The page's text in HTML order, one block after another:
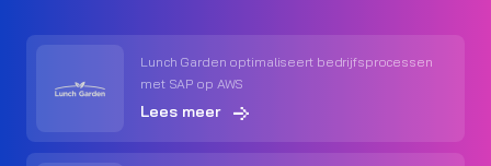
Lunch Garden optimaliseert bedrijfsprocessen
met SAP op AWS
Lees meer